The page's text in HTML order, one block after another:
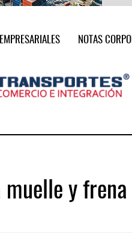
EMPRESARIALES NOTAS
muelle y frena